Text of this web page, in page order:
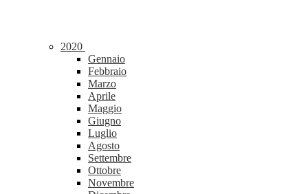
2020
Gennaio
Febbraio
Marzo
Aprile
Maggio
Giugno
Luglio
Agosto
Settembre
Ottobre
Novembre